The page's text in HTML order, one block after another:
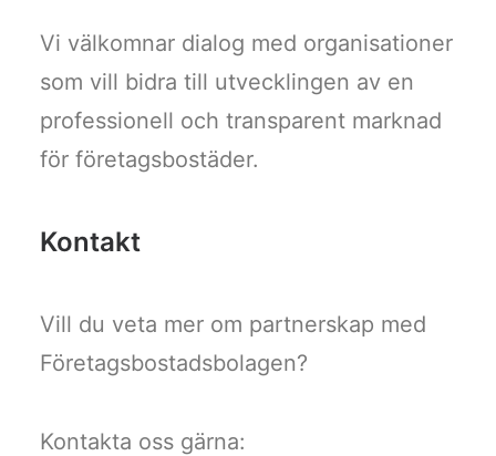
Vi välkomnar dialog med organisationer
som vill bidra till utvecklingen av en
professionell och transparent marknad
för företagsbostäder.
Kontakt
Vill du veta mer om partnerskap med
Företagsbostadsbolagen?
Kontakta oss gärna: